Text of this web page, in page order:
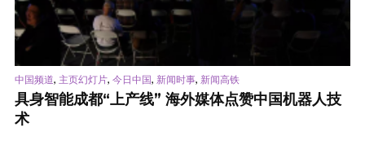
中国频道, 主页幻灯片, 今日中国, 新闻时事, 新闻高铁
具身智能成都“上产线” 海外媒体点赞中国机器人技
术